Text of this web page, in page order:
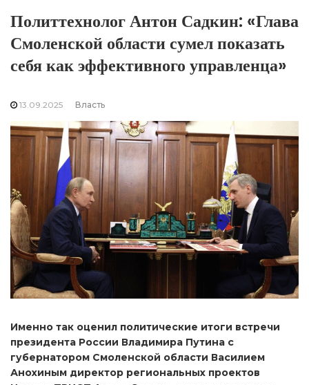
Политтехнолог Антон Садкин: «Глава
Смоленской области сумел показать
себя как эффективного управленца»
13.09.2025 Власть
Именно так оценил политические итоги встречи
президента России Владимира Путина с
губернатором Смоленской области Василием
Анохиным директор региональных проектов